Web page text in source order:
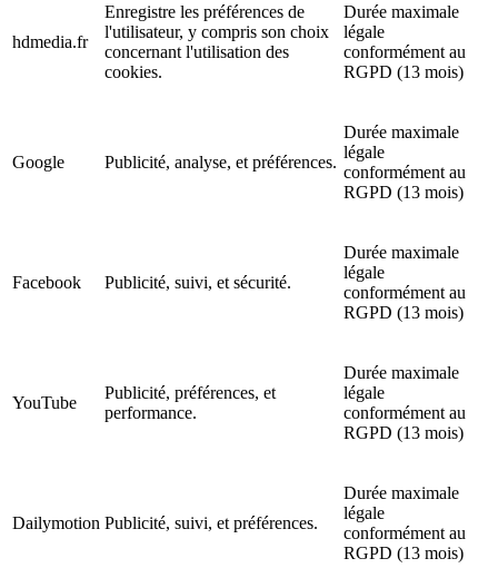
hdmedia.fr
Enregistre les préférences de
l'utilisateur, y compris son choix
concernant l'utilisation des
cookies.
Durée maximale
légale
conformément au
RGPD (13 mois)
Google Publicité, analyse, et préférences.
Durée maximale
légale
conformément au
RGPD (13 mois)
Facebook Publicité, suivi, et sécurité.
Durée maximale
légale
conformément au
RGPD (13 mois)
YouTube
Publicité, préférences, et
performance.
Durée maximale
légale
conformément au
RGPD (13 mois)
Dailymotion Publicité, suivi, et préférences.
Durée maximale
légale
conformément au
RGPD (13 mois)